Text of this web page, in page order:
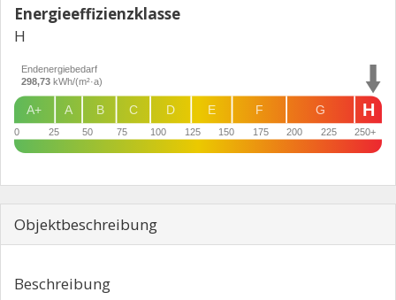
Energie­effizienz­klasse
H
0 25 50 75 100 125 150 175 200 225 250+
G
F
E
D
C
B
A
A+ H
Endenergiebedarf
298,73kWh/(m²·a)
Objekt­beschreibung
Beschreibung